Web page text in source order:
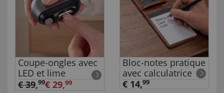
Coupe-ongles avec
LED et lime
€ 39,99€ 29,99
Bloc-notes pratique
avec calculatrice
€ 14,99